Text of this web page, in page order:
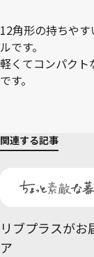
12角形の持ちや
ルです。
軽くてコンパク
です。
関連する記事
リブプラスがお
ア